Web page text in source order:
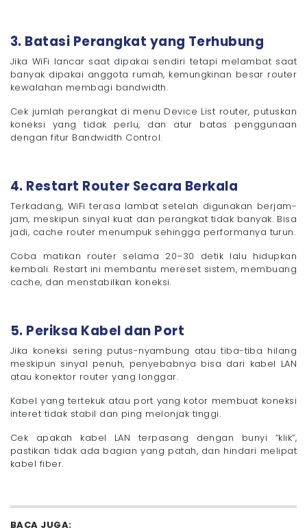
3. Batasi Perangkat yang Terhubung
Jika WiFi lancar saat dipakai sendiri tetapi melambat saat
banyak dipakai anggota rumah, kemungkinan besar router
kewalahan membagi bandwidth.
Cek jumlah perangkat di menu Device List router, putuskan
koneksi yang tidak perlu, dan atur batas penggunaan
dengan fitur Bandwidth Control.
4. Restart Router Secara Berkala
Terkadang, WiFi terasa lambat setelah digunakan berjam-
jam, meskipun sinyal kuat dan perangkat tidak banyak. Bisa
jadi, cache router menumpuk sehingga performanya turun.
Coba matikan router selama 20–30 detik lalu hidupkan
kembali. Restart ini membantu mereset sistem, membuang
cache, dan menstabilkan koneksi.
5. Periksa Kabel dan Port
Jika koneksi sering putus-nyambung atau tiba-tiba hilang
meskipun sinyal penuh, penyebabnya bisa dari kabel LAN
atau konektor router yang longgar.
Kabel yang tertekuk atau port yang kotor membuat koneksi
interet tidak stabil dan ping melonjak tinggi.
Cek apakah kabel LAN terpasang dengan bunyi “klik”,
pastikan tidak ada bagian yang patah, dan hindari melipat
kabel fiber.
BACA JUGA: